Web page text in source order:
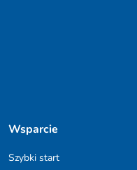
Wsparcie
Szybki start